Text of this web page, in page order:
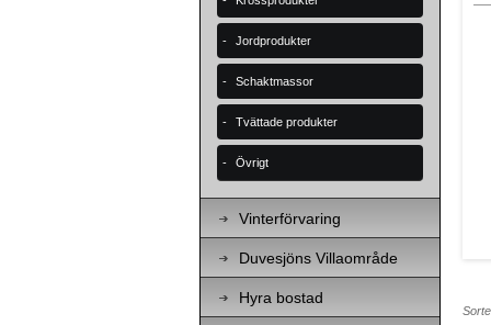
Jordprodukter
Schaktmassor
Tvättade produkter
Övrigt
Vinterförvaring
Duvesjöns Villaområde
Hyra bostad